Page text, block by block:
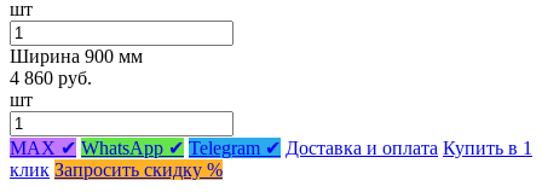
шт
Ширина 900 мм
4 860 руб.
шт
MAX ✔ WhatsApp ✔ Telegram ✔ Доставка и оплата Купить в 1
клик Запросить скидку %